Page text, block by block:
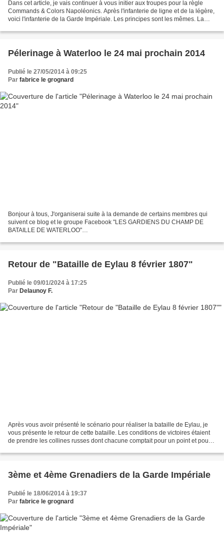
Dans cet article, je vais continuer à vous initier aux troupes pour la règle
Commands & Colors Napoléonics. Après l'infanterie de ligne et de la légère,
voici l'infanterie de la Garde Impériale. Les principes sont les mêmes. La
Pélerinage à Waterloo le 24 mai prochain 2014
Publié le 27/05/2014 à 09:25
Par fabrice le grognard
Bonjour à tous, J'organiserai suite à la demande de certains membres qui
suivent ce blog et le groupe Facebook "LES GARDIENS DU CHAMP DE
BATAILLE DE WATERLOO"
erloo/ Le SAMEDI 24...
Retour de "Bataille de Eylau 8 février 1807"
Publié le 09/01/2024 à 17:25
Par Delaunoy F.
Après vous avoir présenté le scénario pour réaliser la bataille de Eylau, je
vous présente le retour de cette bataille. Les conditions de victoires étaient
de prendre les collines russes dont chacune comptait pour un point et pour
3ème et 4ème Grenadiers de la Garde Impériale
Publié le 18/06/2014 à 19:37
Par fabrice le grognard